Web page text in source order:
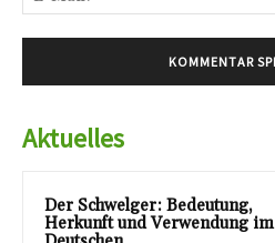
Aktuelles
Der Schwelger: Bedeutung,
Herkunft und Verwendung im